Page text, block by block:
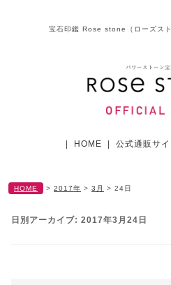
宝石印鑑 Rose stone（ローズス
HOME 公式通販サイ
HOME > 2017年 > 3月 > 24日
日別アーカイブ: 2017年3月24日